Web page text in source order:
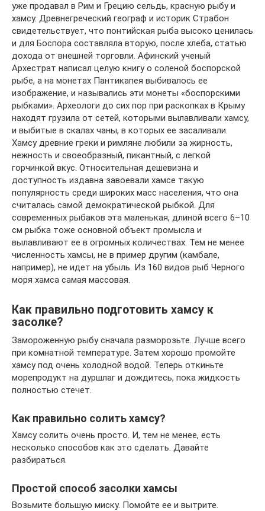
уже продавал в Рим и Грецию сельдь, красную рыбу и
хамсу. Древнегреческий географ и историк Страбон
свидетельствует, что понтийская рыба высоко ценилась
и для Боспора составляла вторую, после хлеба, статью
дохода от внешней торговли. Афинский ученый
Архестрат написал целую книгу о соленой боспорской
рыбе, а на монетах Пантикапея выбивалось ее
изображение, и назывались эти монеты «боспорскими
рыбками». Археологи до сих пор при раскопках в Крыму
находят грузила от сетей, которыми вылавливали хамсу,
и выбитые в скалах чаны, в которых ее засаливали.
Хамсу древние греки и римляне любили за жирность,
нежность и своеобразный, пикантный, с легкой
горчинкой вкус. Относительная дешевизна и
доступность издавна завоевали хамсе такую
популярность среди широких масс населения, что она
считалась самой демократической рыбкой. Для
современных рыбаков эта маленькая, длиной всего 6–10
см рыбка тоже основной объект промысла и
вылавливают ее в огромных количествах. Тем не менее
численность хамсы, не в пример другим (камбале,
например), не идет на убыль. Из 160 видов рыб Черного
моря хамса самая массовая.
Как правильно подготовить хамсу к
засолке?
Замороженную рыбу сначала разморозьте. Лучше всего
при комнатной температуре. Затем хорошо промойте
хамсу под очень холодной водой. Теперь откиньте
морепродукт на дуршлаг и дождитесь, пока жидкость
полностью стечет.
Как правильно солить хамсу?
Хамсу солить очень просто. И, тем не менее, есть
несколько способов как это сделать. Давайте
разбираться.
Простой способ засолки хамсы
Возьмите большую миску. Помойте ее и вытрите.